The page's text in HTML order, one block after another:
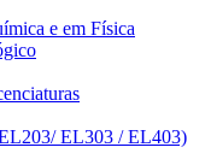
e em Física
EL303 / EL403)